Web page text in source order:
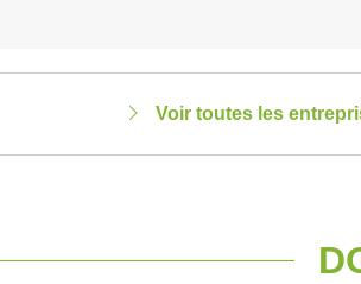
Voir toutes les